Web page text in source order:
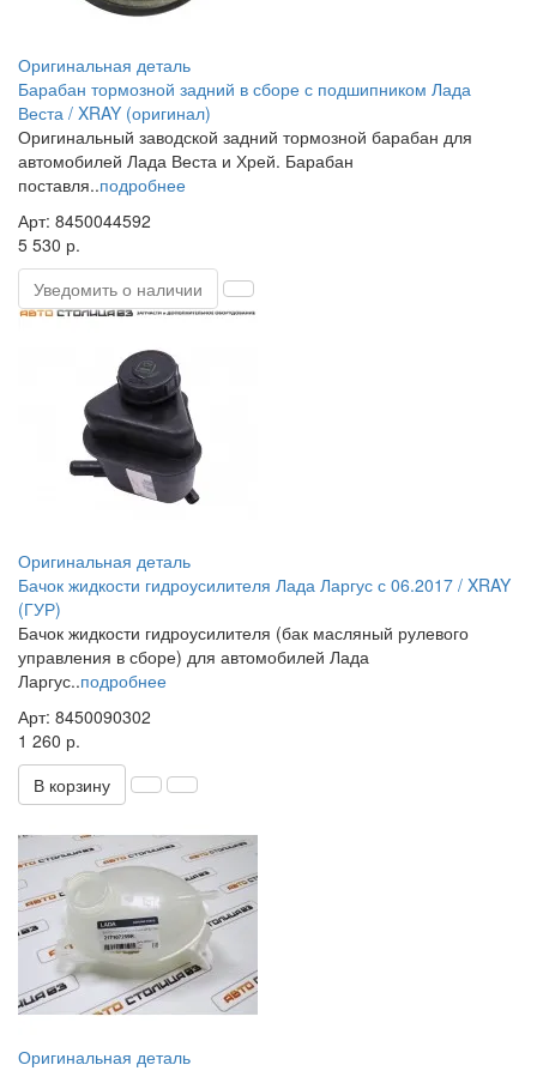
Оригинальная деталь
Барабан тормозной задний в сборе с подшипником Лада
Веста / XRAY (оригинал)
Оригинальный заводской задний тормозной барабан для
автомобилей Лада Веста и Хрей. Барабан
поставля..подробнее
Арт: 8450044592
5 530 р.
Уведомить о наличии
Оригинальная деталь
Бачок жидкости гидроусилителя Лада Ларгус с 06.2017 / XRAY
(ГУР)
Бачок жидкости гидроусилителя (бак масляный рулевого
управления в сборе) для автомобилей Лада
Ларгус..подробнее
Арт: 8450090302
1 260 р.
В корзину
Оригинальная деталь